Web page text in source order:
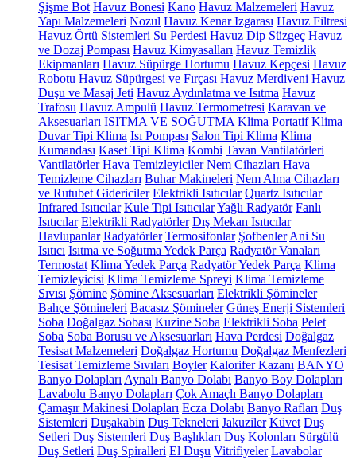
Şişme Bot Havuz Bonesi Kano Havuz Malzemeleri Havuz
Yapı Malzemeleri Nozul Havuz Kenar Izgarası Havuz Filtresi
Havuz Örtü Sistemleri Su Perdesi Havuz Dip Süzgeç Havuz
ve Dozaj Pompası Havuz Kimyasalları Havuz Temizlik
Ekipmanları Havuz Süpürge Hortumu Havuz Kepçesi Havuz
Robotu Havuz Süpürgesi ve Fırçası Havuz Merdiveni Havuz
Duşu ve Masaj Jeti Havuz Aydınlatma ve Isıtma Havuz
Trafosu Havuz Ampulü Havuz Termometresi Karavan ve
Aksesuarları ISITMA VE SOĞUTMA Klima Portatif Klima
Duvar Tipi Klima Isı Pompası Salon Tipi Klima Klima
Kumandası Kaset Tipi Klima Kombi Tavan Vantilatörleri
Vantilatörler Hava Temizleyiciler Nem Cihazları Hava
Temizleme Cihazları Buhar Makineleri Nem Alma Cihazları
ve Rutubet Gidericiler Elektrikli Isıtıcılar Quartz Isıtıcılar
Infrared Isıtıcılar Kule Tipi IsıtıcılarYağlı Radyatör Fanlı
Isıtıcılar Elektrikli Radyatörler Dış Mekan Isıtıcılar
Havlupanlar Radyatörler Termosifonlar Şofbenler Ani Su
Isıtıcı Isıtma ve Soğutma Yedek Parça Radyatör Vanaları
Termostat Klima Yedek Parça Radyatör Yedek Parça Klima
Temizleyicisi Klima Temizleme Spreyi Klima Temizleme
Sıvısı Şömine Şömine Aksesuarları Elektrikli Şömineler
Bahçe Şömineleri Bacasız Şömineler Güneş Enerji Sistemleri
Soba Doğalgaz Sobası Kuzine Soba Elektrikli Soba Pelet
Soba Soba Borusu ve Aksesuarları Hava Perdesi Doğalgaz
Tesisat Malzemeleri Doğalgaz Hortumu Doğalgaz Menfezleri
Tesisat Temizleme Sıvıları Boyler Kalorifer Kazanı BANYO
Banyo Dolapları Aynalı Banyo Dolabı Banyo Boy Dolapları
Lavabolu Banyo Dolapları Çok Amaçlı Banyo Dolapları
Çamaşır Makinesi Dolapları Ecza Dolabı Banyo Rafları Duş
Sistemleri Duşakabin Duş Tekneleri Jakuziler Küvet Duş
Setleri Duş Sistemleri Duş Başlıkları Duş Kolonları Sürgülü
Duş Setleri Duş Spiralleri El Duşu Vitrifiyeler Lavabolar